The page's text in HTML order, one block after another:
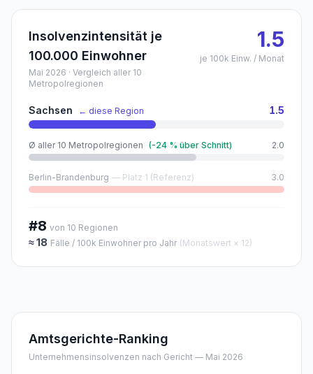
Insolvenzintensität je
100.000 Einwohner
Mai 2026 · Vergleich aller 10
Metropolregionen
1.5
je 100k Einw. / Monat
Sachsen ← diese Region 1.5
Ø aller 10 Metropolregionen (-24 % über Schnitt) 2.0
Berlin-Brandenburg — Platz 1 (Referenz) 3.0
#8 von 10 Regionen
≈18 Fälle / 100k Einwohner pro Jahr (Monatswert × 12)
Amtsgerichte-Ranking
Unternehmensinsolvenzen nach Gericht — Mai 2026